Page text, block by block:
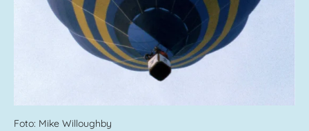
Foto: Mike Willoughby